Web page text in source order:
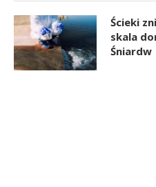
Ścieki
skala
Śniardw